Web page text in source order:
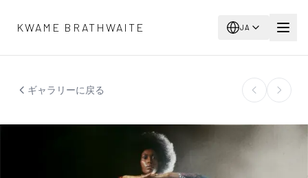
KWAME BRATHWAITE
JA
ギャラリーに戻る